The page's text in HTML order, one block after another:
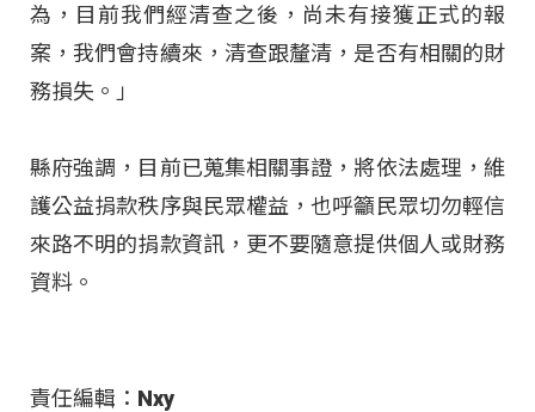
為，目前我們經清查之後，尚未有接獲正式的報
案，我們會持續來，清查跟釐清，是否有相關的財
務損失。」
縣府強調，目前已蒐集相關事證，將依法處理，維
護公益捐款秩序與民眾權益，也呼籲民眾切勿輕信
來路不明的捐款資訊，更不要隨意提供個人或財務
資料。
責任編輯：Nxy